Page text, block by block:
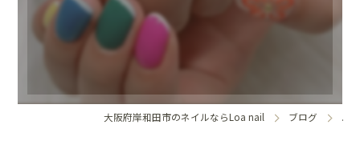
大阪府岸和田市のネイルならLoa nail ブログ .